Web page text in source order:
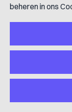
onder a
onder b
De
partijen”, dit
onder a.
letsel. Anders
beheren in ons